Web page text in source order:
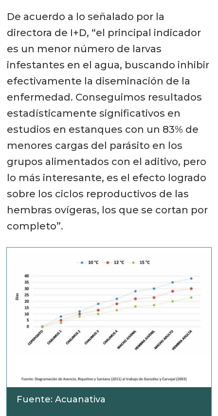
De acuerdo a lo señalado por la
directora de I+D, “el principal indicador
es un menor número de larvas
infestantes en el agua, buscando inhibir
efectivamente la diseminación de la
enfermedad. Conseguimos resultados
estadísticamente significativos en
estudios en estanques con un 83% de
menores cargas del parásito en los
grupos alimentados con el aditivo, pero
lo más interesante, es el efecto logrado
sobre los ciclos reproductivos de las
hembras ovígeras, los que se cortan por
completo”.
Fuente: Acuanativa